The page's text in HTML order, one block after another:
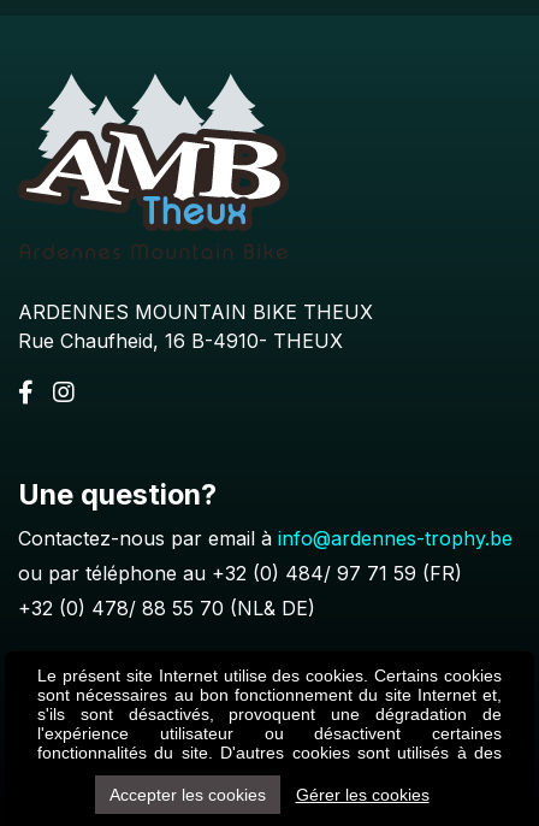
ARDENNES MOUNTAIN BIKE THEUX
Rue Chaufheid, 16 B-4910- THEUX
Une question?
Contactez-nous par email à info@ardennes-trophy.be
ou par téléphone au +32 (0) 484/ 97 71 59 (FR)
+32 (0) 478/ 88 55 70 (NL& DE)
© 2022 ARDENNES MOUNTAIN BIKE THEUX. AGENCY :
CRAFTSTUDIO.BE
Conditions générales de vente
Mentions légales
Le présent site Internet utilise des cookies. Certains cookies
sont nécessaires au bon fonctionnement du site Internet et,
s'ils sont désactivés, provoquent une dégradation de
l'expérience utilisateur ou désactivent certaines
fonctionnalités du site. D'autres cookies sont utilisés à des
fins d'analyse ou de marketing. Les cookies nous permettent
de personnaliser le contenu et les annonces, d'offrir des
fonctionnalités relatives aux médias sociaux et d'analyser
Accepter les cookies Gérer les cookies